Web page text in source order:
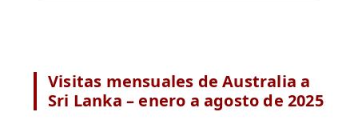
Visitas mensuales de Australia a
Sri Lanka – enero a agosto de 2025